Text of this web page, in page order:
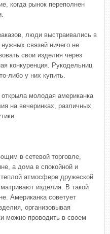
когда рынок переполнен
люди выстраивались в
связей ничего не
свои изделия через
конкуренция. Рукодельниц
либо у них купить.
молодая американка
на вечеринках, различных
в сетевой торговле,
а дома в спокойной и
атмосфере дружеской
изделия. В такой
Американка советует
организовывая
можно проводить в своем